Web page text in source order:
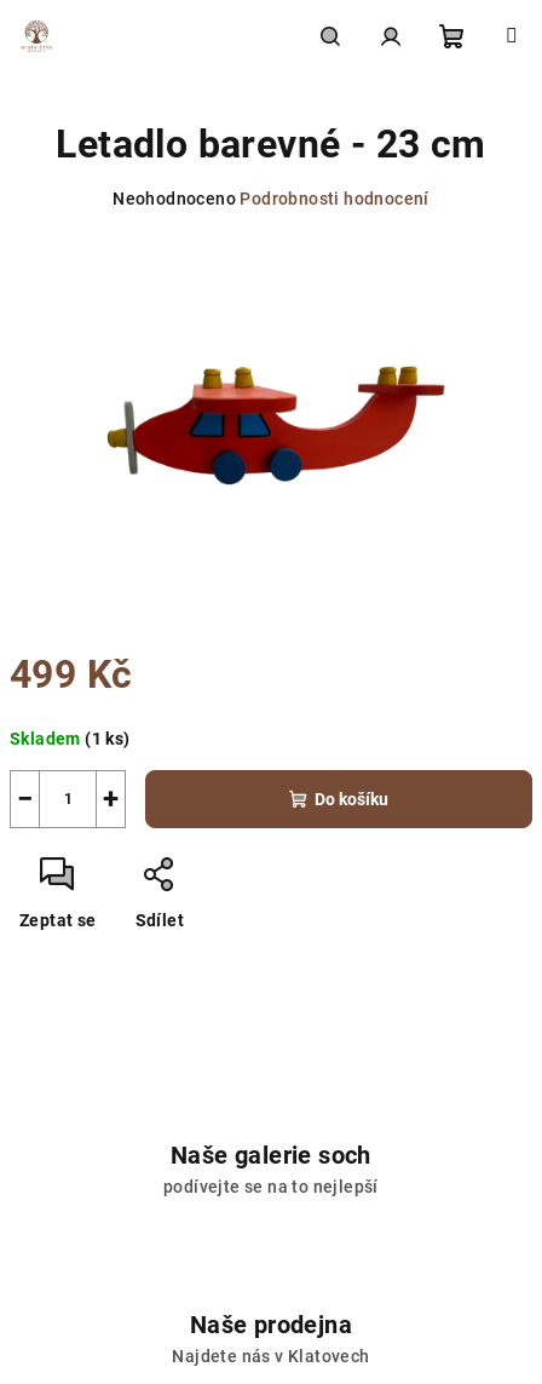
košík
499 Kč
cena:
Skladem(1 ks)
+
− Do košíku
Zeptat se Sdílet
Letadlo barevné - 23 cm
Průměrné
Neohodnoceno Podrobnosti hodnocení
Naše galerie soch
podívejte se na to nejlepší
Naše prodejna
Najdete nás v Klatovech